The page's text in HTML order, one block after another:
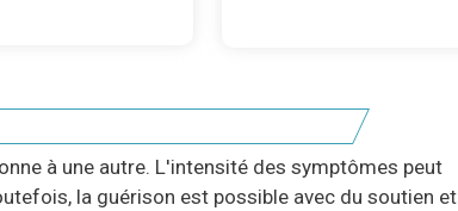
à une autre. L'intensité des symptômes peut
la guérison est possible avec du soutien et